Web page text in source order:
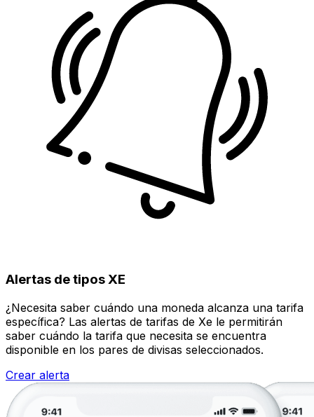
Alertas de tipos XE
¿Necesita saber cuándo una moneda alcanza una tarifa
específica? Las alertas de tarifas de Xe le permitirán
saber cuándo la tarifa que necesita se encuentra
disponible en los pares de divisas seleccionados.
Crear alerta